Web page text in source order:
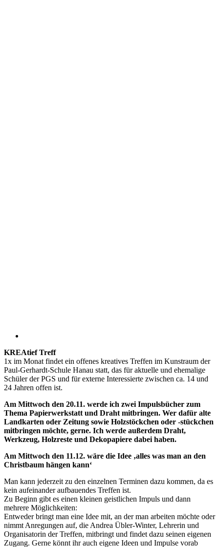
KREAtief Treff
1x im Monat findet ein offenes kreatives Treffen im Kunstraum der
Paul-Gerhardt-Schule Hanau statt, das für aktuelle und ehemalige
Schüler der PGS und für externe Interessierte zwischen ca. 14 und
24 Jahren offen ist.
Am Mittwoch den 20.11. werde ich zwei Impulsbücher zum
Thema Papierwerkstatt und Draht mitbringen. Wer dafür alte
Landkarten oder Zeitung sowie Holzstöckchen oder -stückchen
mitbringen möchte, gerne. Ich werde außerdem Draht,
Werkzeug, Holzreste und Dekopapiere dabei haben.
Am Mittwoch den 11.12. wäre die Idee ‚alles was man an den
Christbaum hängen kann‘
Man kann jederzeit zu den einzelnen Terminen dazu kommen, da es
kein aufeinander aufbauendes Treffen ist.
Zu Beginn gibt es einen kleinen geistlichen Impuls und dann
mehrere Möglichkeiten:
Entweder bringt man eine Idee mit, an der man arbeiten möchte oder
nimmt Anregungen auf, die Andrea Übler-Winter, Lehrerin und
Organisatorin der Treffen, mitbringt und findet dazu seinen eigenen
Zugang. Gerne könnt ihr auch eigene Ideen und Impulse vorab